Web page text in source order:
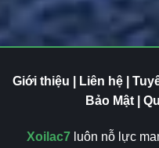
Giới thiệu Liên hệ |
Bảo Mật |
Xoilac7luôn nỗ lực